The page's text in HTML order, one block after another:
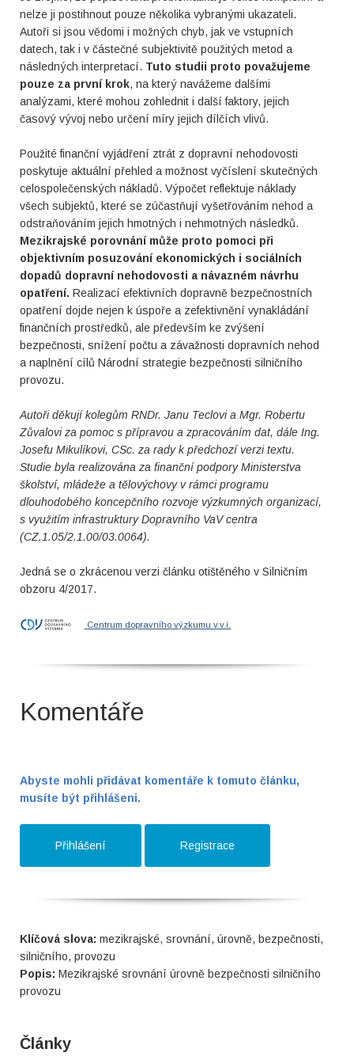
nelze ji postihnout pouze několika vybranými ukazateli.
Autoři si jsou vědomi i možných chyb, jak ve vstupních
datech, tak i v částečné subjektivitě použitých metod a
následných interpretací. Tuto studii proto považujeme
pouze za první krok, na který navážeme dalšími
analýzami, které mohou zohlednit i další faktory, jejich
časový vývoj nebo určení míry jejich dílčích vlivů.
Použité finanční vyjádření ztrát z dopravní nehodovosti
poskytuje aktuální přehled a možnost vyčíslení skutečných
celospolečenských nákladů. Výpočet reflektuje náklady
všech subjektů, které se zúčastňují vyšetřováním nehod a
odstraňováním jejich hmotných i nehmotných následků.
Mezikrajské porovnání může proto pomoci při
objektivním posuzování ekonomických i sociálních
dopadů dopravní nehodovosti a návazném návrhu
opatření. Realizací efektivních dopravně bezpečnostních
opatření dojde nejen k úspoře a zefektivnění vynakládání
finančních prostředků, ale především ke zvýšení
bezpečnosti, snížení počtu a závažnosti dopravních nehod
a naplnění cílů Národní strategie bezpečnosti silničního
provozu.
Autoři děkují kolegům RNDr. Janu Teclovi a Mgr. Robertu
Zůvalovi za pomoc s přípravou a zpracováním dat, dále Ing.
Josefu Mikulíkovi, CSc. za rady k předchozí verzi textu.
Studie byla realizována za finanční podpory Ministerstva
školství, mládeže a tělovýchovy v rámci programu
dlouhodobého koncepčního rozvoje výzkumných organizací,
s využitím infrastruktury Dopravního VaV centra
(CZ.1.05/2.1.00/03.0064).
Jedná se o zkrácenou verzi článku otištěného v Silničním
obzoru 4/2017.
Centrum dopravního výzkumu v.v.i.
Komentáře
Abyste mohli přidávat komentáře k tomuto článku,
musíte být přihlášeni.
Přihlášení Registrace
Klíčová slova: mezikrajské, srovnání, úrovně, bezpečnosti,
silničního, provozu
Popis: Mezikrajské srovnání úrovně bezpečnosti silničního
provozu
Články